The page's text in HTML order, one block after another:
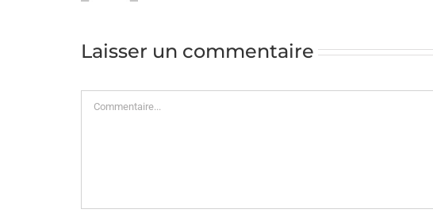
Laisser un commentaire